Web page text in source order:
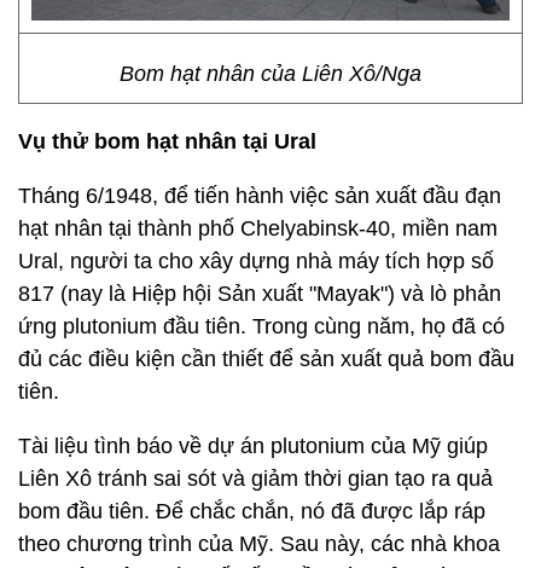
Bom hạt nhân của Liên Xô/Nga
Vụ thử bom hạt nhân tại Ural
Tháng 6/1948, để tiến hành việc sản xuất đầu đạn
hạt nhân tại thành phố Chelyabinsk-40, miền nam
Ural, người ta cho xây dựng nhà máy tích hợp số
817 (nay là Hiệp hội Sản xuất "Mayak") và lò phản
ứng plutonium đầu tiên. Trong cùng năm, họ đã có
đủ các điều kiện cần thiết để sản xuất quả bom đầu
tiên.
Tài liệu tình báo về dự án plutonium của Mỹ giúp
Liên Xô tránh sai sót và giảm thời gian tạo ra quả
bom đầu tiên. Để chắc chắn, nó đã được lắp ráp
theo chương trình của Mỹ. Sau này, các nhà khoa